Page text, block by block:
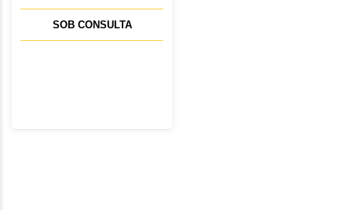
SOB CONSULTA